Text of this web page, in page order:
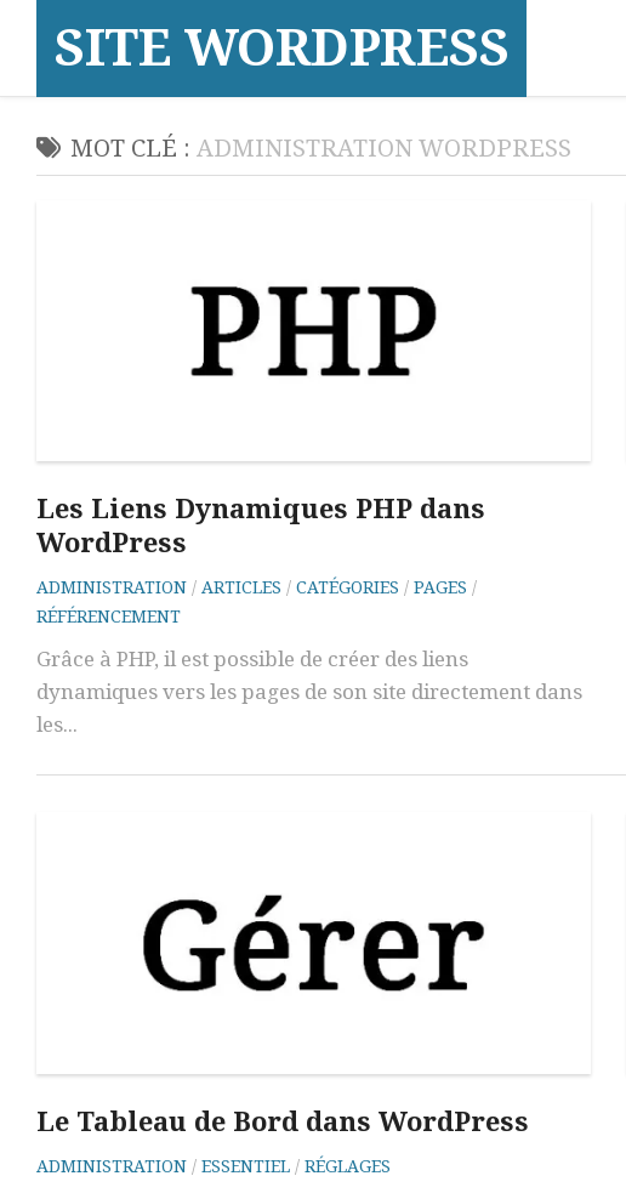
contentSITE WORDPRESS
MOT CLÉ : ADMINISTRATION WORDPRESS
Les Liens Dynamiques PHP dans
WordPress
ADMINISTRATION / ARTICLES / CATÉGORIES / PAGES /
RÉFÉRENCEMENT
Grâce à PHP, il est possible de créer des liens
dynamiques vers les pages de son site directement dans
les...
Le Tableau de Bord dans WordPress
ADMINISTRATION / ESSENTIEL / RÉGLAGES